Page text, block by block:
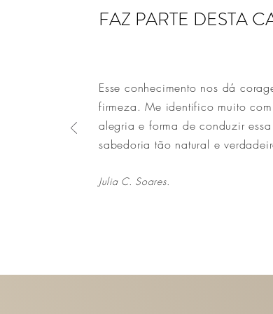
FAZ PARTE DESTA
Esse conhecimento nos dá
firmeza. Me identifico muito
alegria e forma de conduzir essa
sabedoria tão natural e
Julia C. Soares.